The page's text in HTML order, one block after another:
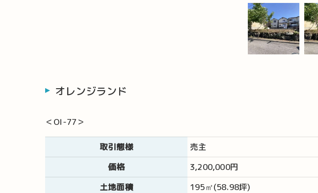
オレンジランド
＜OI-77＞
取引態様
売主
価格
3,200,000円
土地面積
195㎡(58.98坪)